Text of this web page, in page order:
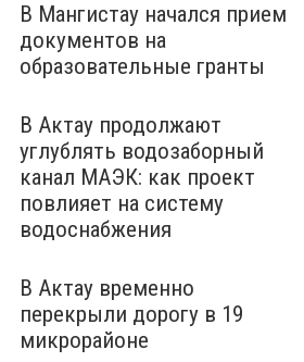
В Мангистау начался прием
документов на
образовательные гранты
В Актау продолжают
углублять водозаборный
канал МАЭК: как проект
повлияет на систему
водоснабжения
В Актау временно
перекрыли дорогу в 19
микрорайоне